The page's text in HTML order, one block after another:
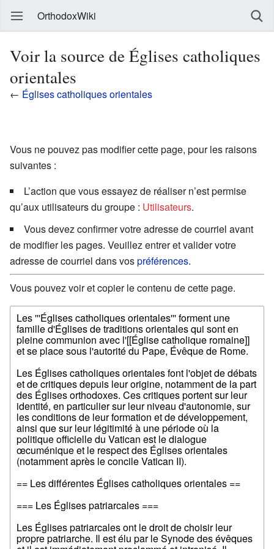
OrthodoxWiki
Voir la source de Églises catholiques
orientales
← Églises catholiques orientales
Vous ne pouvez pas modifier cette page, pour les raisons
suivantes :
L’action que vous essayez de réaliser n’est permise
qu’aux utilisateurs du groupe : Utilisateurs.
Vous devez confirmer votre adresse de courriel avant
de modifier les pages. Veuillez entrer et valider votre
adresse de courriel dans vospréférences.
Vous pouvez voir et copier le contenu de cette page.